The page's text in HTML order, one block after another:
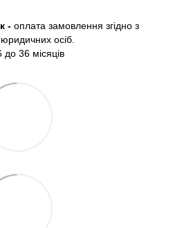
- оплата замовлення згідно з
осіб.
до 36 місяців